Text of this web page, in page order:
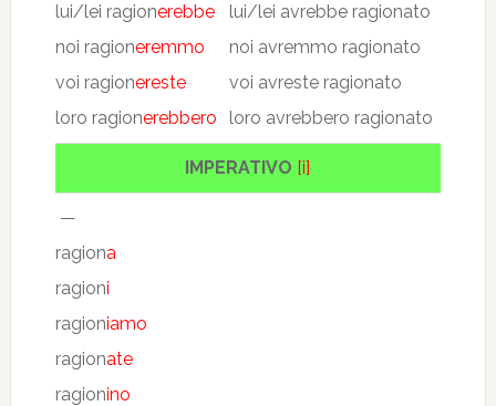
lui/lei ragionerebbe
noi ragioneremmo
voi ragionereste
loro ragionerebbero
lui/lei avrebbe ragionato
noi avremmo ragionato
voi avreste ragionato
loro avrebbero ragionato
IMPERATIVO [i]
—
ragiona
ragioni
ragioniamo
ragionate
ragionino